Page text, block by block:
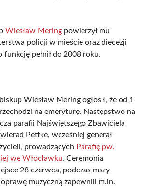
Wiesław Mering powierzył mu
policji w mieście oraz diecezji
funkcję pełnił do 2008 roku.
Wiesław Mering ogłosił, że od 1
na emeryturę. Następstwo na
parafii Najświętszego Zbawiciela
Pettke, wcześniej generał
prowadzących Parafię pw.
we Włocławku. Ceremonia
28 czerwca, podczas mszy
muzyczną zapewnili m.in.